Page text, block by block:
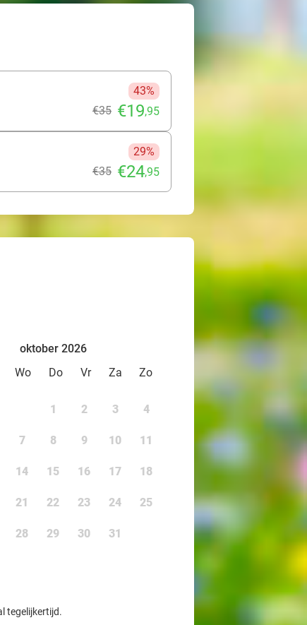
43%
€35 €19,95
29%
€35 €24,95
oktober 2026
Wo Do Vr Za Zo
1 2 3 4
7 8 9 10 11
14 15 16 17 18
21 22 23 24 25
28 29 30 31
tegelijkertijd.